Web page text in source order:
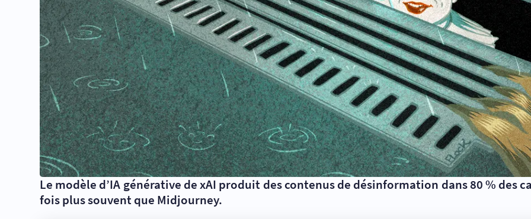
Le modèle d’IA générative de xAI produit des contenus de désinformation dans 80 % des
fois plus souvent que Midjourney.